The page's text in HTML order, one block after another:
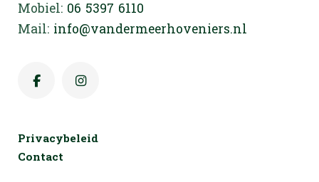
Mobiel: 06 5397 6110
Mail: info@vandermeerhoveniers.nl
Privacybeleid
Contact